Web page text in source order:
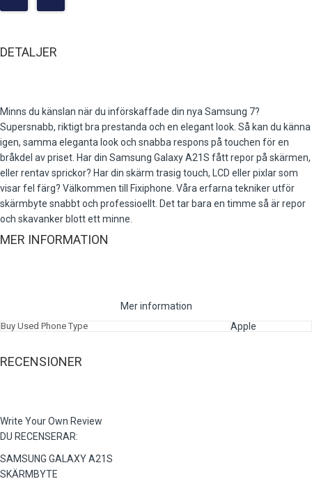
DETALJER
Minns du känslan när du införskaffade din nya Samsung 7?
Supersnabb, riktigt bra prestanda och en elegant look. Så kan du känna
igen, samma eleganta look och snabba respons på touchen för en
bråkdel av priset. Har din Samsung Galaxy A21S fått repor på skärmen,
eller rentav sprickor? Har din skärm trasig touch, LCD eller pixlar som
visar fel färg? Välkommen till Fixiphone. Våra erfarna tekniker utför
skärmbyte snabbt och professioellt. Det tar bara en timme så är repor
och skavanker blott ett minne.
MER INFORMATION
Mer information
Buy Used Phone Type Apple
RECENSIONER
Write Your Own Review
DU RECENSERAR:
SAMSUNG GALAXY A21S
SKÄRMBYTE